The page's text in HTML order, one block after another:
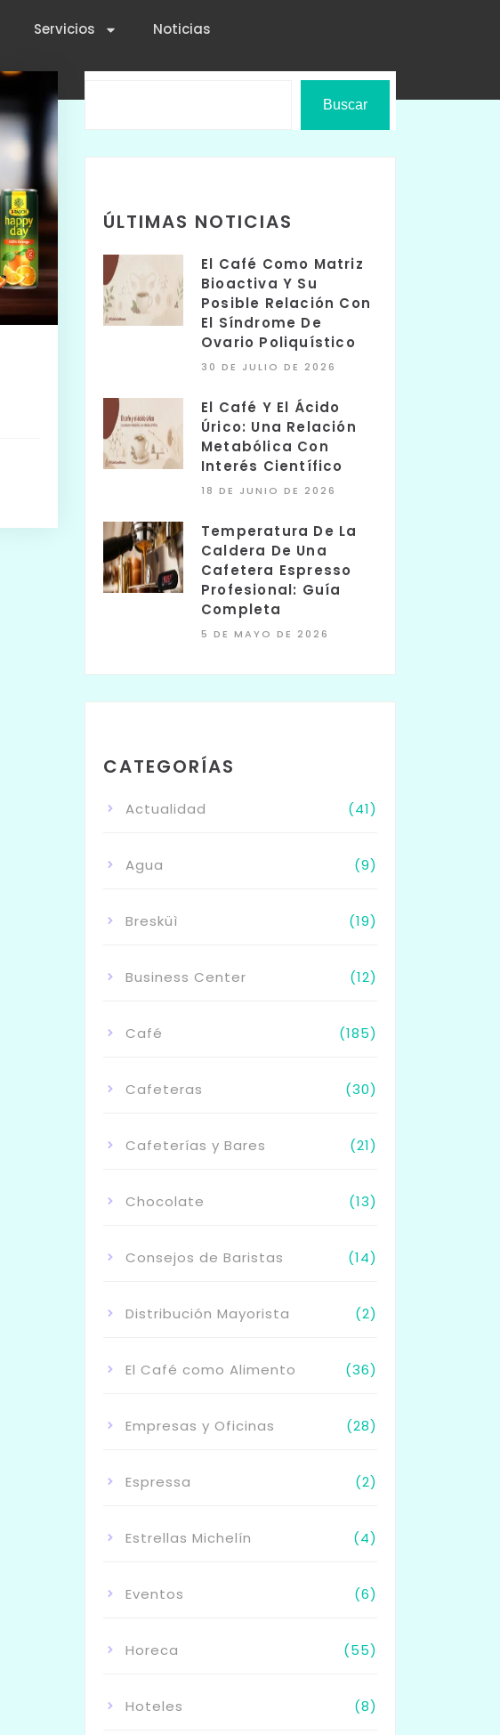
Servicios Noticias
Buscar
ÚLTIMAS NOTICIAS
El Café Como Matriz
Bioactiva Y Su
Posible Relación Con
El Síndrome De
Ovario Poliquístico
30 DE JULIO DE 2026
El Café Y El Ácido
Úrico: Una Relación
Metabólica Con
Interés Científico
18 DE JUNIO DE 2026
Temperatura De La
Caldera De Una
Cafetera Espresso
Profesional: Guía
Completa
5 DE MAYO DE 2026
CATEGORÍAS
Actualidad (41)
Agua (9)
Bresküì (19)
Business Center (12)
Café (185)
Cafeteras (30)
Cafeterías y Bares (21)
Chocolate (13)
Consejos de Baristas (14)
Distribución Mayorista (2)
El Café como Alimento (36)
Empresas y Oficinas (28)
Espressa (2)
Estrellas Michelín (4)
Eventos (6)
Horeca (55)
Hoteles (8)